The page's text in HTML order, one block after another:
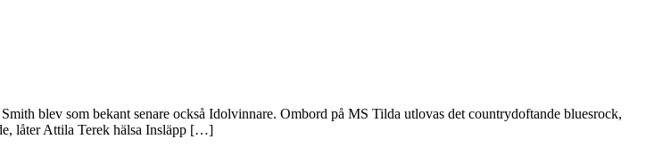
blev som bekant senare också Idolvinnare. Ombord på MS Tilda utlovas det countrydoftande bluesrock,
låter Attila Terek hälsa Insläpp […]